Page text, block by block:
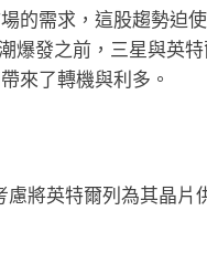
的需求，這股趨勢迫
爆發之前，三星與英
來了轉機與利多。
將英特爾列為其晶片